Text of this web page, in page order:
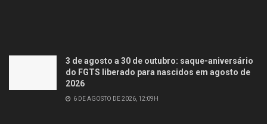
3 de agosto a 30 de outubro: saque-aniversário
do FGTS liberado para nascidos em agosto de
2026
6 DE AGOSTO DE 2026, 12:09H